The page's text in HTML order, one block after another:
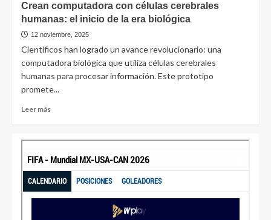
Crean computadora con células cerebrales
humanas: el inicio de la era biológica
12 noviembre, 2025
Científicos han logrado un avance revolucionario: una
computadora biológica que utiliza células cerebrales
humanas para procesar información. Este prototipo
promete...
Leer más